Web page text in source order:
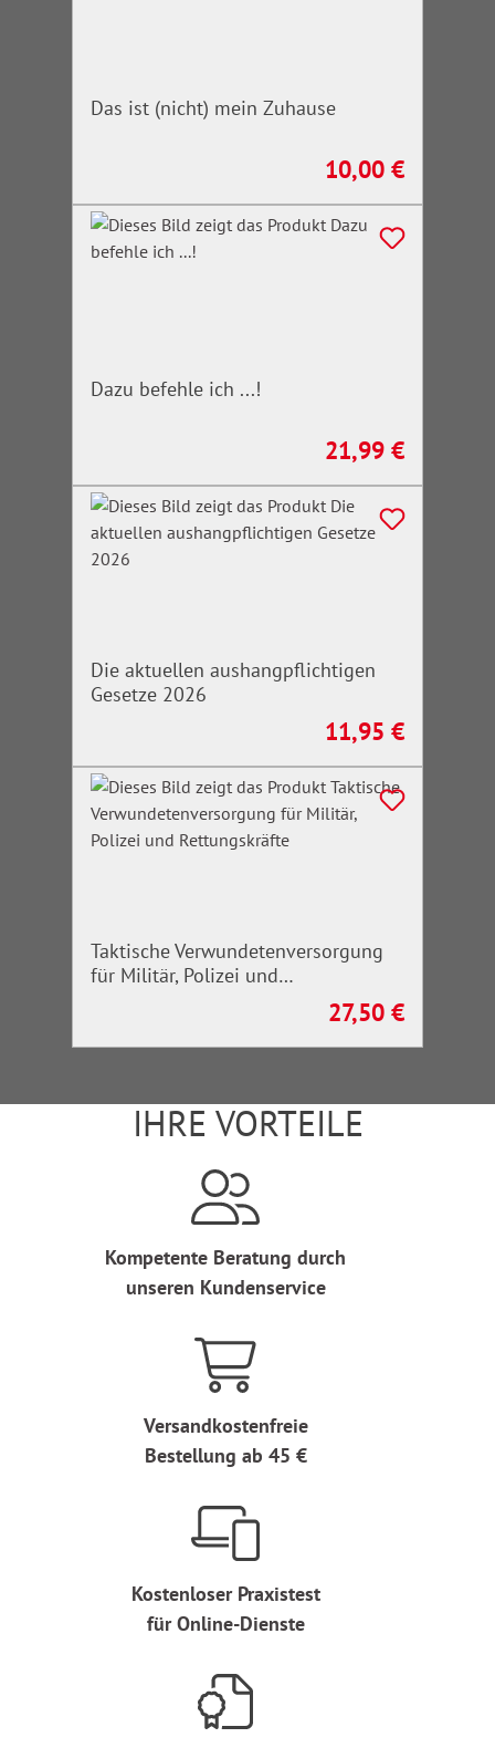
Das ist (nicht) mein Zuhause
Regulärer Preis:
10,00 €
Dazu befehle ich ...!
Regulärer Preis:
21,99 €
Die aktuellen aushangpflichtigen
Gesetze 2026
Regulärer Preis:
11,95 €
Taktische Verwundetenversorgung
für Militär, Polizei und
Regulärer Preis:
27,50 €
IHRE VORTEILE
Kompetente Beratung durch
unseren Kundenservice
Versandkostenfreie
Bestellung ab 45 €
Kostenloser Praxistest
für Online-Dienste